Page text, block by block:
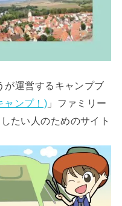
運営するキャンプブ
ャンプ！) 」ファミリー
たい人のためのサイト